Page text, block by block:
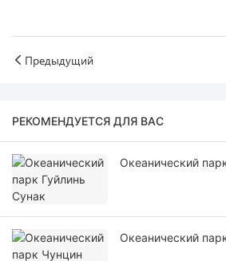
Предыдущий
РЕКОМЕНДУЕТСЯ ДЛЯ ВАС
Океанический
Океанический